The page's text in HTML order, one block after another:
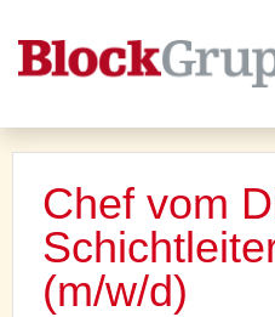
Stellenangebote
Chef vom
(m/w/d)